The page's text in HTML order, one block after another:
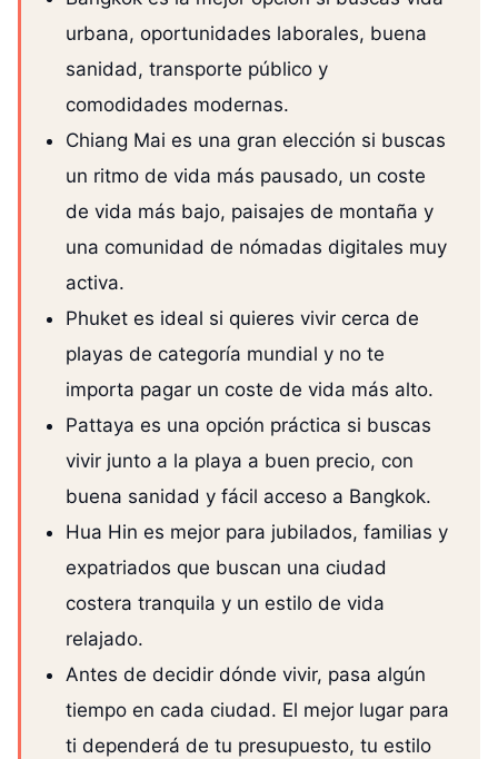
urbana, oportunidades laborales, buena
sanidad, transporte público y
comodidades modernas.
Chiang Mai es una gran elección si buscas
un ritmo de vida más pausado, un coste
de vida más bajo, paisajes de montaña y
una comunidad de nómadas digitales muy
activa.
Phuket es ideal si quieres vivir cerca de
playas de categoría mundial y no te
importa pagar un coste de vida más alto.
Pattaya es una opción práctica si buscas
vivir junto a la playa a buen precio, con
buena sanidad y fácil acceso a Bangkok.
Hua Hin es mejor para jubilados, familias y
expatriados que buscan una ciudad
costera tranquila y un estilo de vida
relajado.
Antes de decidir dónde vivir, pasa algún
tiempo en cada ciudad. El mejor lugar para
ti dependerá de tu presupuesto, tu estilo